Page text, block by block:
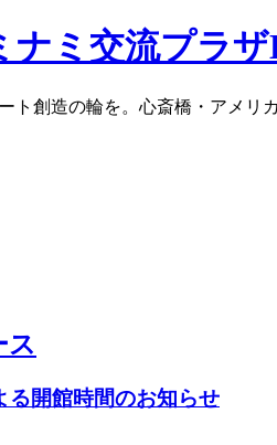
ト創造の輪を。心斎橋・アメリ
る開館時間のお知らせ